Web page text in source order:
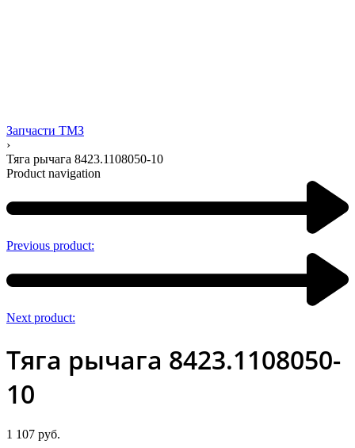
Запчасти ТМЗ
›
Тяга рычага 8423.1108050-10
Product navigation
Previous product:
Next product:
Тяга рычага 8423.1108050-
10
1 107 руб.